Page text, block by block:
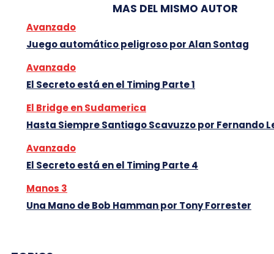
MAS DEL MISMO AUTOR
Avanzado
Juego automático peligroso por Alan Sontag
Avanzado
El Secreto está en el Timing Parte 1
El Bridge en Sudamerica
Hasta Siempre Santiago Scavuzzo por Fernando
Avanzado
El Secreto está en el Timing Parte 4
Manos 3
Una Mano de Bob Hamman por Tony Forrester